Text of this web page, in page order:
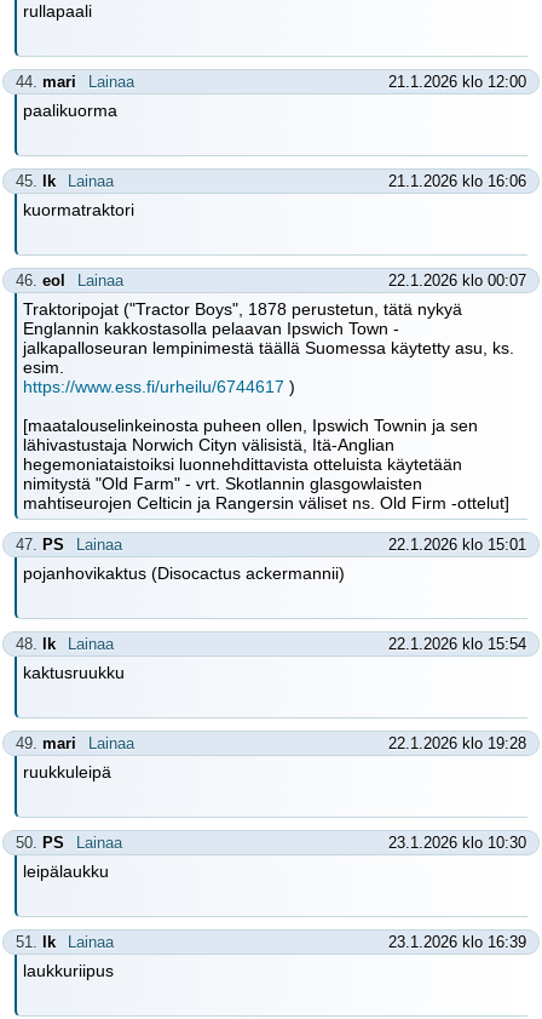
rullapaali
44. mari Lainaa 21.1.2026 klo 12:00
paalikuorma
45. lk Lainaa 21.1.2026 klo 16:06
kuormatraktori
46. eol Lainaa 22.1.2026 klo 00:07
Traktoripojat ("Tractor Boys", 1878 perustetun, tätä nykyä
Englannin kakkostasolla pelaavan Ipswich Town -
jalkapalloseuran lempinimestä täällä Suomessa käytetty asu, ks.
esim.
https://www.ess.fi/urheilu/6744617 )
[maatalouselinkeinosta puheen ollen, Ipswich Townin ja sen
lähivastustaja Norwich Cityn välisistä, Itä-Anglian
hegemoniataistoiksi luonnehdittavista otteluista käytetään
nimitystä "Old Farm" - vrt. Skotlannin glasgowlaisten
mahtiseurojen Celticin ja Rangersin väliset ns. Old Firm -ottelut]
47. PS Lainaa 22.1.2026 klo 15:01
pojanhovikaktus (Disocactus ackermannii)
48. lk Lainaa 22.1.2026 klo 15:54
kaktusruukku
49. mari Lainaa 22.1.2026 klo 19:28
ruukkuleipä
50. PS Lainaa 23.1.2026 klo 10:30
leipälaukku
51. lk Lainaa 23.1.2026 klo 16:39
laukkuriipus